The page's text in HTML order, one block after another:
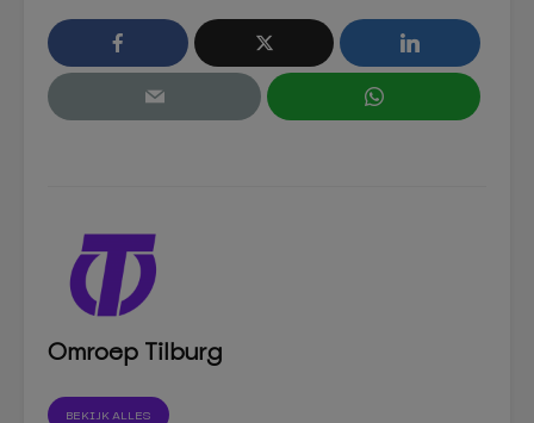
Omroep Tilburg
BEKIJK ALLES